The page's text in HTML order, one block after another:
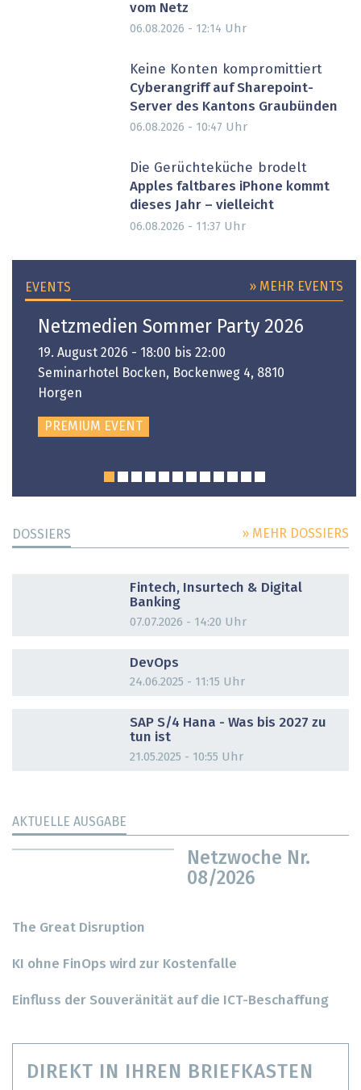
vom Netz
06.08.2026 - 12:14 Uhr
Keine Konten kompromittiert
Cyberangriff auf Sharepoint-
Server des Kantons Graubünden
06.08.2026 - 10:47 Uhr
Die Gerüchteküche brodelt
Apples faltbares iPhone kommt
dieses Jahr – vielleicht
06.08.2026 - 11:37 Uhr
EVENTS » MEHR EVENTS
Netzmedien Sommer Party 2026
19. August 2026 - 18:00 bis 22:00
Seminarhotel Bocken, Bockenweg 4, 8810
Horgen
PREMIUM EVENT
DOSSIERS » MEHR DOSSIERS
Fintech, Insurtech & Digital
Banking
07.07.2026 - 14:20 Uhr
DevOps
24.06.2025 - 11:15 Uhr
SAP S/4 Hana - Was bis 2027 zu
tun ist
21.05.2025 - 10:55 Uhr
AKTUELLE AUSGABE
Netzwoche Nr.
08/2026
The Great Disruption
KI ohne FinOps wird zur Kostenfalle
Einfluss der Souveränität auf die ICT-Beschaffung
DIREKT IN IHREN BRIEFKASTEN